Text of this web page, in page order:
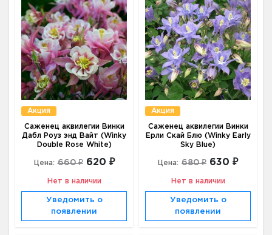
Акция
Саженец аквилегии Винки
Дабл Роуз энд Вайт (Winky
Double Rose White)
Цена: 660 ₽ 620 ₽
Нет в наличии
Уведомить о
появлении
Акция
Саженец аквилегии Винки
Ерли Скай Блю (Winky Early
Sky Blue)
Цена: 680 ₽ 630 ₽
Нет в наличии
Уведомить о
появлении